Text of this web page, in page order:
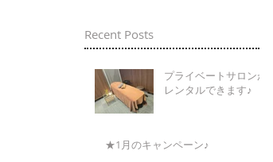
Recent Posts
プライベートサロンが
レンタルできます♪
★1月のキャンペーン♪